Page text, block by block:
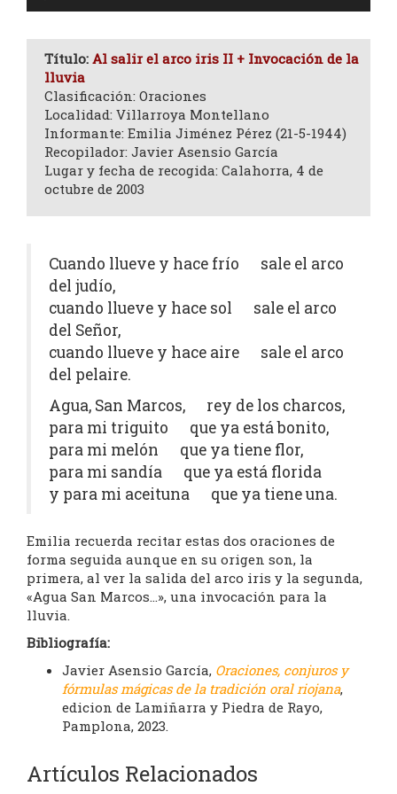
Título: Al salir el arco iris II + Invocación de la
lluvia
Clasificación: Oraciones
Localidad: Villarroya Montellano
Informante: Emilia Jiménez Pérez (21-5-1944)
Recopilador: Javier Asensio García
Lugar y fecha de recogida: Calahorra, 4 de
octubre de 2003
Cuando llueve y hace frío sale el arco
del judío,
cuando llueve y hace sol sale el arco
del Señor,
cuando llueve y hace aire sale el arco
del pelaire.
Agua, San Marcos, rey de los charcos,
para mi triguito que ya está bonito,
para mi melón que ya tiene flor,
para mi sandía que ya está florida
y para mi aceituna que ya tiene una.
Emilia recuerda recitar estas dos oraciones de
forma seguida aunque en su origen son, la
primera, al ver la salida del arco iris y la segunda,
«Agua San Marcos…», una invocación para la
lluvia.
Bibliografía:
Javier Asensio García, Oraciones, conjuros y
fórmulas mágicas de la tradición oral riojana,
edicion de Lamiñarra y Piedra de Rayo,
Pamplona, 2023.
Artículos Relacionados